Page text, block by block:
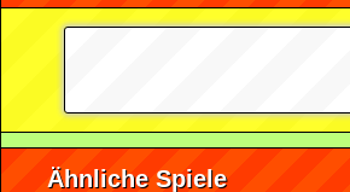
Ähnliche Spiele